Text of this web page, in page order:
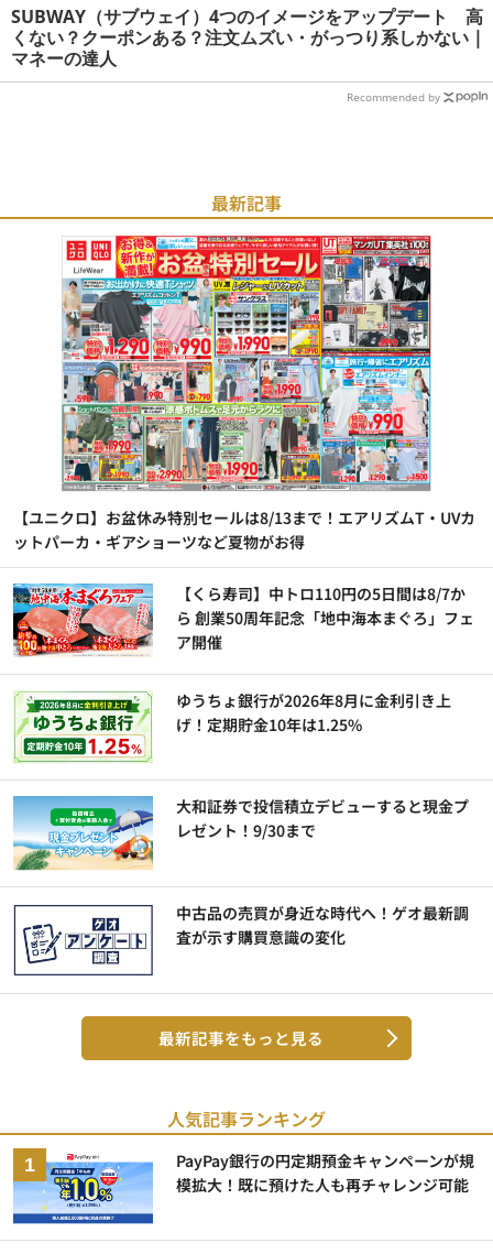
SUBWAY（サブウェイ）4つのイメージをアップデート 高
くない？クーポンある？注文ムズい・がっつり系しかない |
マネーの達人
Recommended by
最新記事
【ユニクロ】お盆休み特別セールは8/13まで！エアリズムT・UVカ
ットパーカ・ギアショーツなど夏物がお得
【くら寿司】中トロ110円の5日間は8/7か
ら 創業50周年記念「地中海本まぐろ」フェ
ア開催
ゆうちょ銀行が2026年8月に金利引き上
げ！定期貯金10年は1.25%
大和証券で投信積立デビューすると現金プ
レゼント！9/30まで
中古品の売買が身近な時代へ！ゲオ最新調
査が示す購買意識の変化
最新記事をもっと見る
人気記事ランキング
PayPay銀行の円定期預金キャンペーンが規
模拡大！既に預けた人も再チャレンジ可能